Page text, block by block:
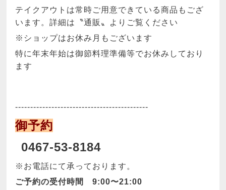
テイクアウトは常時ご用意できている商品もござ
います。詳細は〝通販〟よりご覧ください
※ショップはお休み月もございます
特に年末年始は御節料理準備等でお休みしており
ます
--------------------------------------------
御予約
0467-53-8184
※お電話にて承っております。
ご予約の受付時間 9:00〜21:00